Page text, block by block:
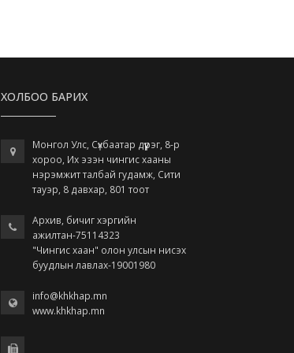
ХОЛБОО БАРИХ
Монгол Улс, Сүхбаатар дүүрэг, 8-р
хороо, Их эзэн чингис хааны
нэрэмжит талбай гудамж, Сити
тауэр, 8 давхар, 801 тоот
Архив, бичиг хэргийн
ажилтан-75114323
"Чингис хаан" олон улсын нисэх
буудлын лавлах-19001980
info@khkhap.mn
www.khkhap.mn